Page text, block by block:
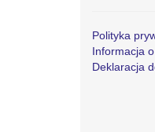
Polityka
Informacja o
Deklaracja